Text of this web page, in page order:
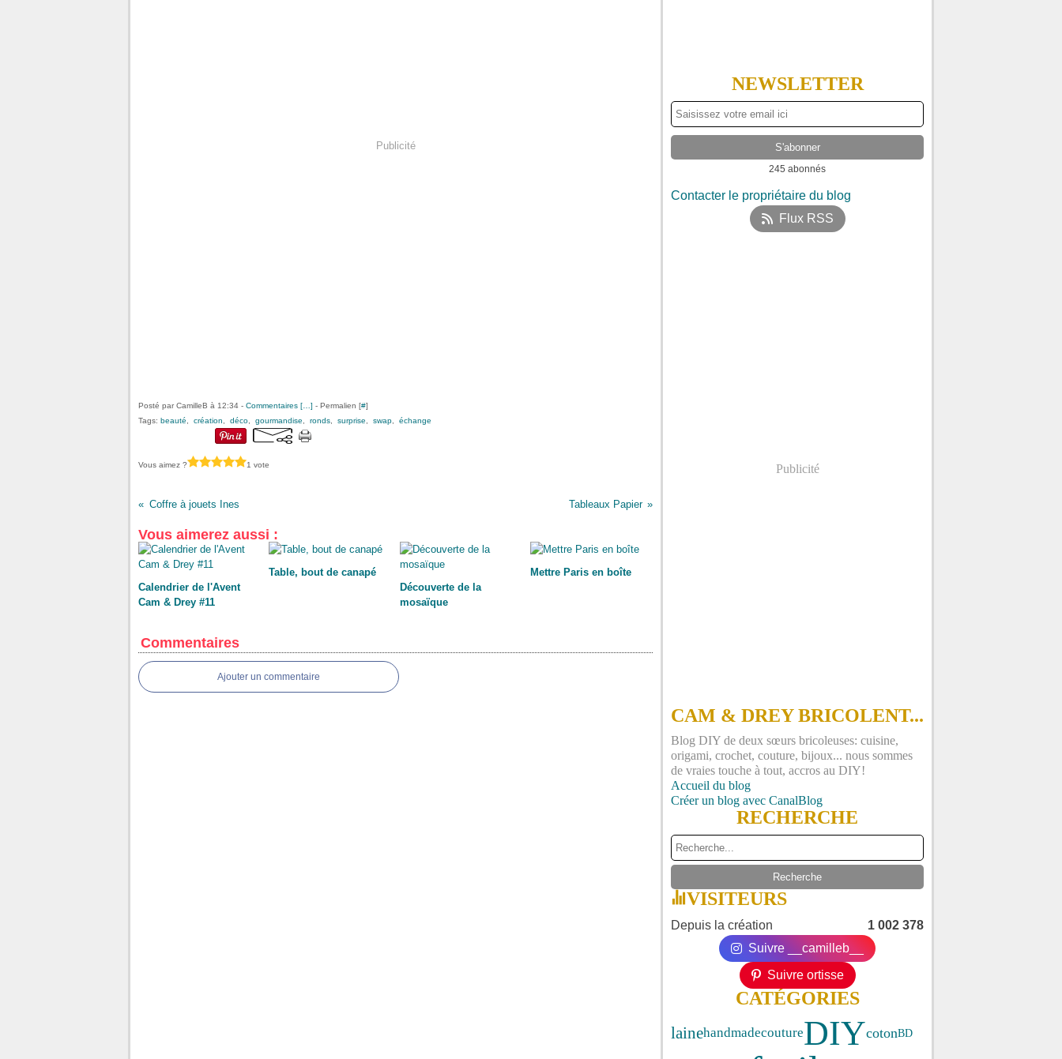
Publicité
Posté par CamilleB à 12:34 - Commentaires [ ] - Permalien [#]
Tags: beauté création déco gourmandise ronds surprise swap échange
Vous aimez ? 1 vote
Coffre à jouets Ines Tableaux Papier
Vous aimerez aussi :
Calendrier de l'Avent
Cam & Drey #11
Table, bout de canapé
Découverte de la
mosaïque
Mettre Paris en boîte
Commentaires
Ajouter un commentaire
NEWSLETTER
245 abonnés
Contacter le propriétaire du blog
Flux RSS
Publicité
CAM & DREY BRICOLENT...
Blog DIY de deux sœurs bricoleuses: cuisine,
origami, crochet, couture, bijoux... nous sommes
de vraies touche à tout, accros au DIY!
Accueil du blog
Créer un blog avec CanalBlog
RECHERCHE
VISITEURS
Depuis la création
1 002 378
Suivre __camilleb__
Suivre ortisse
CATÉGORIES
lainehandmadecoutureDIYcotonBD